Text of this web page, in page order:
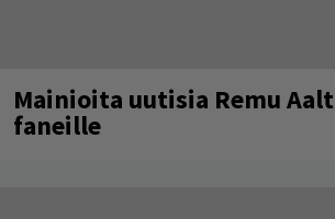
Mainioita uutisia Remu
faneille